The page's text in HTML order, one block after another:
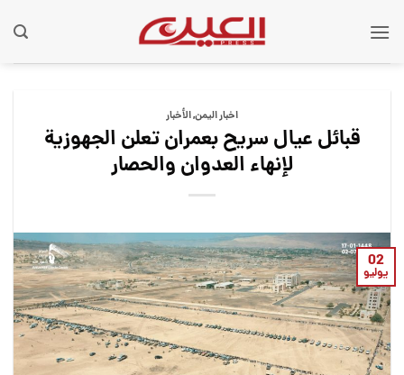
اخبار اليمن,الأخبار
قبائل عيال سريح بعمران تعلن الجهوزية
لإنهاء العدوان والحصار
02
يوليو